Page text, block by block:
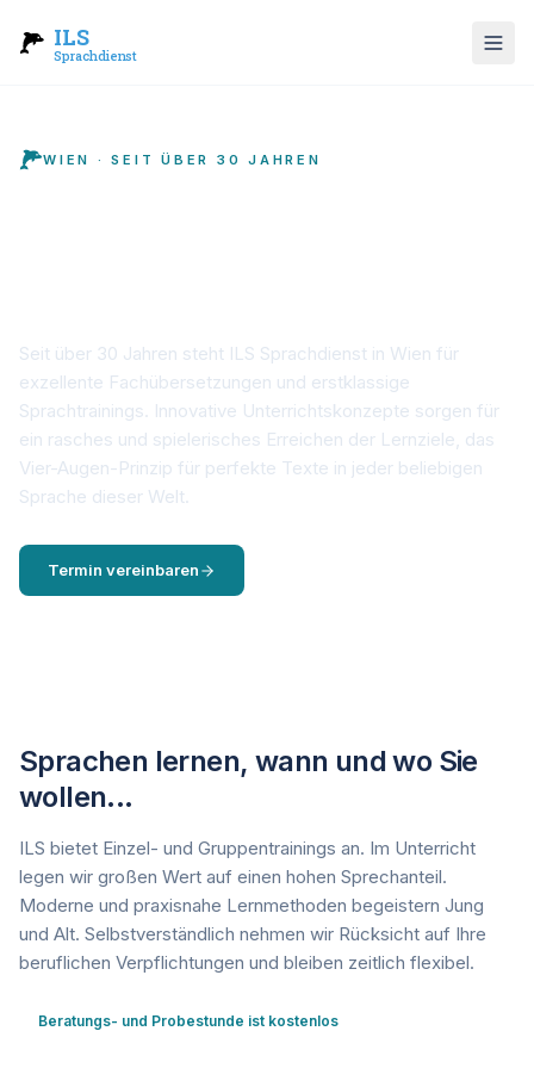
ILS
Sprachdienst
WIEN · SEIT ÜBER 30 JAHREN
Seit über 30 Jahren steht ILS Sprachdienst in Wien für
exzellente Fachübersetzungen und erstklassige
Sprachtrainings. Innovative Unterrichtskonzepte sorgen für
ein rasches und spielerisches Erreichen der Lernziele, das
Vier-Augen-Prinzip für perfekte Texte in jeder beliebigen
Sprache dieser Welt.
Termin vereinbaren
Sprachen lernen, wann und wo Sie
wollen...
ILS bietet Einzel- und Gruppentrainings an. Im Unterricht
legen wir großen Wert auf einen hohen Sprechanteil.
Moderne und praxisnahe Lernmethoden begeistern Jung
und Alt. Selbstverständlich nehmen wir Rücksicht auf Ihre
beruflichen Verpflichtungen und bleiben zeitlich flexibel.
Beratungs- und Probestunde ist kostenlos